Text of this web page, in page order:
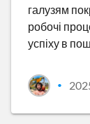
галузям
робочі
успіху в
•